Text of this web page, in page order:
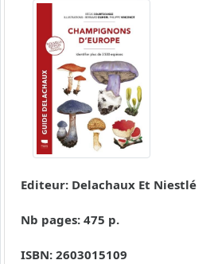
Editeur: Delachaux Et Niestlé
Nb pages: 475 p.
ISBN: 2603015109